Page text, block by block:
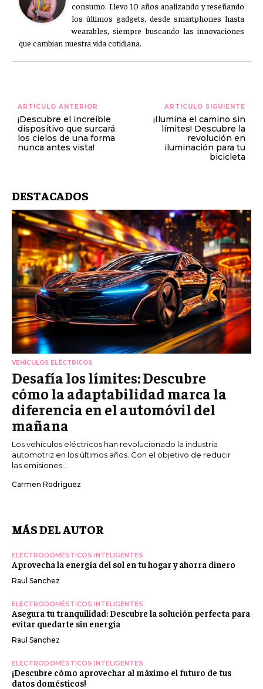
consumo. Llevo 10 años analizando y reseñando
los últimos gadgets, desde smartphones hasta
wearables, siempre buscando las innovaciones
que cambian nuestra vida cotidiana.
ARTÍCULO ANTERIOR
¡Descubre el increíble
dispositivo que surcará
los cielos de una forma
nunca antes vista!
ARTÍCULO SIGUIENTE
¡Ilumina el camino sin
límites! Descubre la
revolución en
iluminación para tu
bicicleta
DESTACADOS
VEHÍCULOS ELÉCTRICOS
Desafía los límites: Descubre
cómo la adaptabilidad marca la
diferencia en el automóvil del
mañana
Los vehículos eléctricos han revolucionado la industria
automotriz en los últimos años. Con el objetivo de reducir
las emisiones...
Carmen Rodriguez
MÁS DEL AUTOR
ELECTRODOMÉSTICOS INTELIGENTES
Aprovecha la energía del sol en tu hogar y ahorra dinero
Raul Sanchez
ELECTRODOMÉSTICOS INTELIGENTES
Asegura tu tranquilidad: Descubre la solución perfecta para
evitar quedarte sin energía
Raul Sanchez
ELECTRODOMÉSTICOS INTELIGENTES
¡Descubre cómo aprovechar al máximo el futuro de tus
datos domésticos!